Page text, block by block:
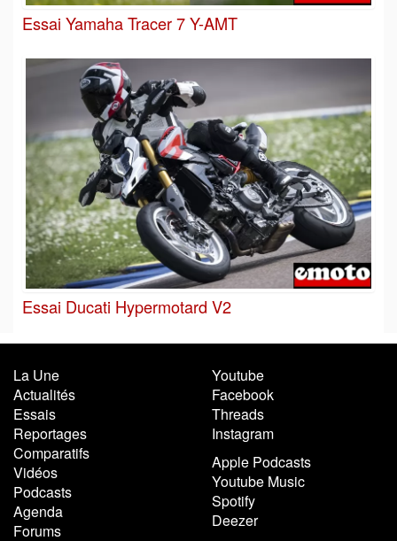
Essai Yamaha Tracer 7 Y-AMT
Essai Ducati Hypermotard V2
La Une
Actualités
Essais
Reportages
Comparatifs
Vidéos
Podcasts
Agenda
Forums
Youtube
Facebook
Threads
Instagram
Apple Podcasts
Youtube Music
Spotify
Deezer